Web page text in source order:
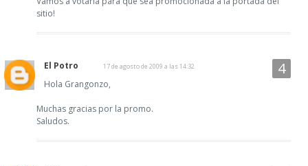
sitio!
El Potro 17 de agosto de 2009 a las 14:32
Hola Grangonzo,
Muchas gracias por la promo.
Saludos.